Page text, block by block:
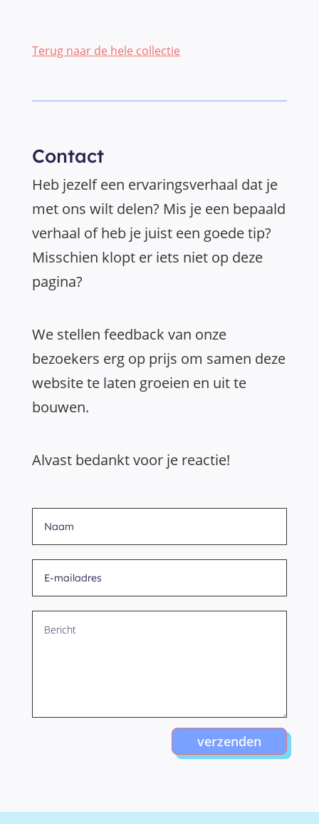
Terug naar de hele collectie
Contact
Heb jezelf een ervaringsverhaal dat je
met ons wilt delen? Mis je een bepaald
verhaal of heb je juist een goede tip?
Misschien klopt er iets niet op deze
pagina?
We stellen feedback van onze
bezoekers erg op prijs om samen deze
website te laten groeien en uit te
bouwen.
Alvast bedankt voor je reactie!
verzenden